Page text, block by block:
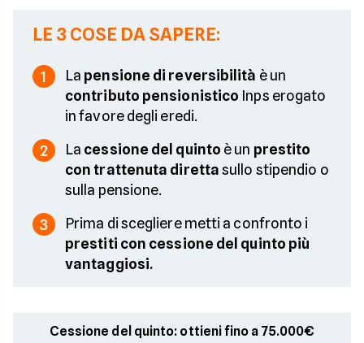
LE 3 COSE DA SAPERE:
1 La pensione di reversibilità è un
contributo pensionistico Inps erogato
in favore degli eredi.
2 La cessione del quinto è un prestito
con trattenuta direttasullo stipendio o
sulla pensione.
3
Prima di scegliere metti a confronto i
prestiti con cessione del quinto più
vantaggiosi.
Cessione del quinto: ottieni fino a 75.000€